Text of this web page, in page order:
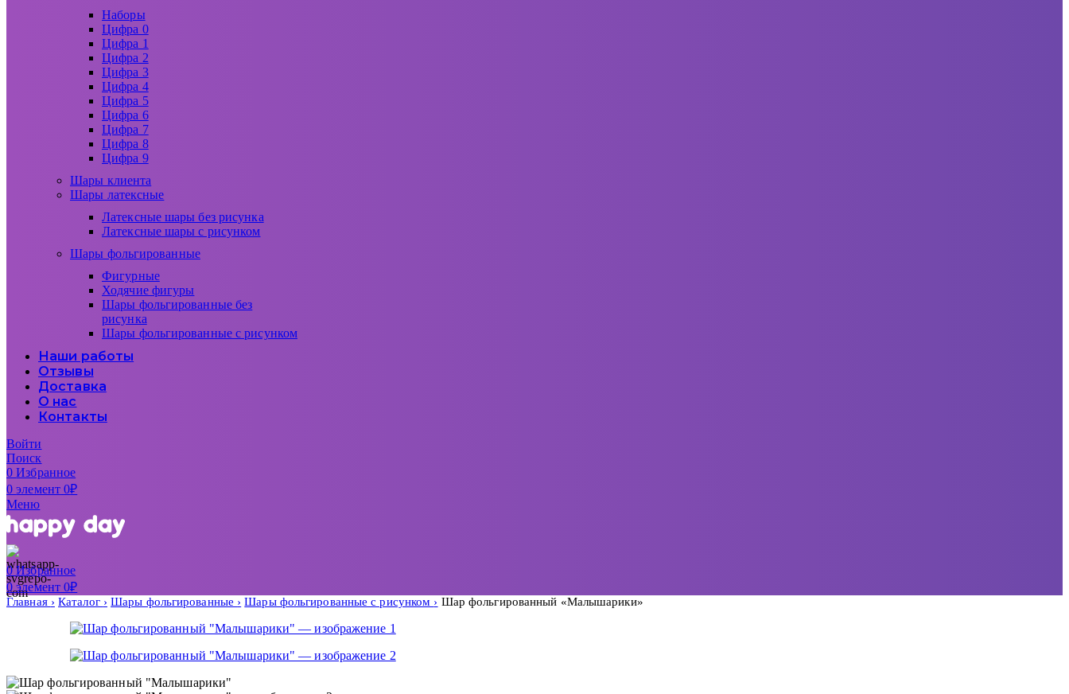
Наборы
Цифра 0
Цифра 1
Цифра 2
Цифра 3
Цифра 4
Цифра 5
Цифра 6
Цифра 7
Цифра 8
Цифра 9
Шары клиента
Шары латексные
Латексные шары без рисунка
Латексные шары с рисунком
Шары фольгированные
Фигурные
Ходячие фигуры
Шары фольгированные без
рисунка
Шары фольгированные с рисунком
Наши работы
Отзывы
Доставка
О нас
Контакты
Войти
Поиск
0Избранное
0элемент 0₽
Меню
0Избранное
0элемент 0₽
Главная Каталог Шары фольгированные Шары фольгированные с рисунком Шар фольгированный «Малышарики»